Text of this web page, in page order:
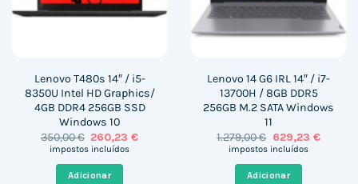
Lenovo T480s 14″ / i5-
8350U Intel HD Graphics/
4GB DDR4 256GB SSD
Windows 10
350,00€ O
preço
260,23€O
impostos incluídos
Adicionar
Lenovo 14 G6 IRL 14″ / i7-
13700H / 8GB DDR5
256GB M.2 SATA Windows
11
1.279,00€ O
preço
629,23 €O
impostos incluídos
Adicionar